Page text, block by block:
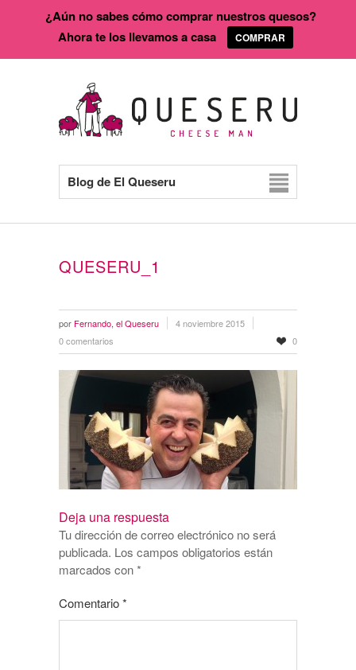
Blog de El Queseru
QUESERU_1
por Fernando, el Queseru
4 noviembre 2015
0 comentarios
0
Deja una respuesta
Tu dirección de correo electrónico no será
publicada. Los campos obligatorios están
marcados con*
Comentario*
¿Aún no sabes cómo comprar nuestros quesos?
Ahora te los llevamos a casa
COMPRAR